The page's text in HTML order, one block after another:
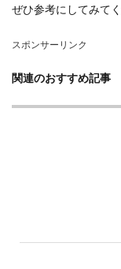
ぜひ参考にしてみてく
スポンサーリンク
関連のおすすめ記事